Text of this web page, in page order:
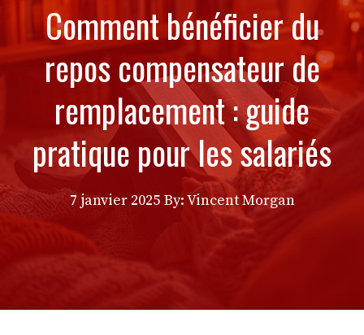
Comment bénéficier du
repos compensateur de
remplacement : guide
pratique pour les salariés
7 janvier 2025 By: Vincent Morgan